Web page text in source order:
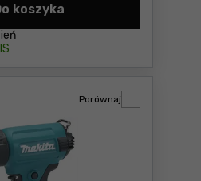
koszyka
Opalarka DeWalt D26414
Porównaj